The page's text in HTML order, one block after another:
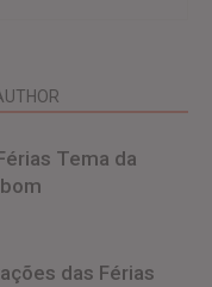
Tema da
das Férias